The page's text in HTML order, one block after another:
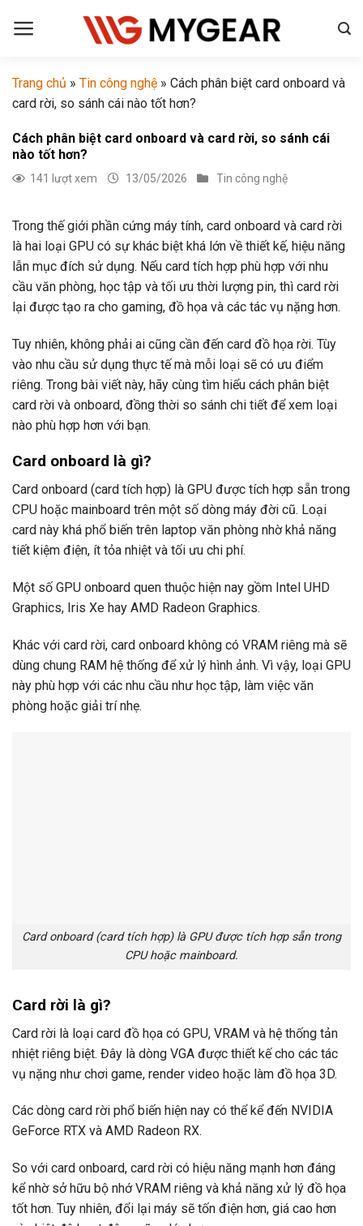
đến
Trang chủ » Tin công nghệ » Cách phân biệt card onboard và
card rời, so sánh cái nào tốt hơn?
Cách phân biệt card onboard và card rời, so sánh cái
nào tốt hơn?
141 lượt xem 13/05/2026 Tin công nghệ
Trong thế giới phần cứng máy tính, card onboard và card rời
là hai loại GPU có sự khác biệt khá lớn về thiết kế, hiệu năng
lẫn mục đích sử dụng. Nếu card tích hợp phù hợp với nhu
cầu văn phòng, học tập và tối ưu thời lượng pin, thì card rời
lại được tạo ra cho gaming, đồ họa và các tác vụ nặng hơn.
Tuy nhiên, không phải ai cũng cần đến card đồ họa rời. Tùy
vào nhu cầu sử dụng thực tế mà mỗi loại sẽ có ưu điểm
riêng. Trong bài viết này, hãy cùng tìm hiểu cách phân biệt
card rời và onboard, đồng thời so sánh chi tiết để xem loại
nào phù hợp hơn với bạn.
Card onboard là gì?
Card onboard (card tích hợp) là GPU được tích hợp sẵn trong
CPU hoặc mainboard trên một số dòng máy đời cũ. Loại
card này khá phổ biến trên laptop văn phòng nhờ khả năng
tiết kiệm điện, ít tỏa nhiệt và tối ưu chi phí.
Một số GPU onboard quen thuộc hiện nay gồm Intel UHD
Graphics, Iris Xe hay AMD Radeon Graphics.
Khác với card rời, card onboard không có VRAM riêng mà sẽ
dùng chung RAM hệ thống để xử lý hình ảnh. Vì vậy, loại GPU
này phù hợp với các nhu cầu như học tập, làm việc văn
phòng hoặc giải trí nhẹ.
Card onboard (card tích hợp) là GPU được tích hợp sẵn trong
CPU hoặc mainboard.
Card rời là gì?
Card rời là loại card đồ họa có GPU, VRAM và hệ thống tản
nhiệt riêng biệt. Đây là dòng VGA được thiết kế cho các tác
vụ nặng như chơi game, render video hoặc làm đồ họa 3D.
Các dòng card rời phổ biến hiện nay có thể kể đến NVIDIA
GeForce RTX và AMD Radeon RX.
So với card onboard, card rời có hiệu năng mạnh hơn đáng
kể nhờ sở hữu bộ nhớ VRAM riêng và khả năng xử lý đồ họa
tốt hơn. Tuy nhiên, đổi lại máy sẽ tốn điện hơn, giá cao hơn